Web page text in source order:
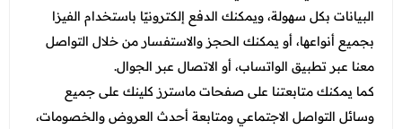
البيانات بكل سهولة، ويمكنك الدفع إلكترونيًا باستخدام الفيزا
بجميع أنواعها، أو يمكنك الحجز والاستفسار من خلال التواصل
معنا عبر تطبيق الواتساب، أو الاتصال عبر الجوال.
كما يمكنك متابعتنا على صفحات ماسترز كلينك على جميع
وسائل التواصل الاجتماعي ومتابعة أحدث العروض والخصومات،